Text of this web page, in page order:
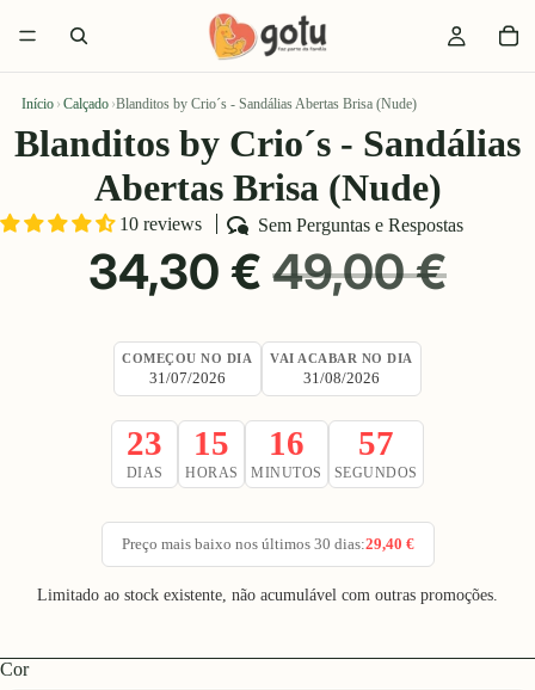
Início › Calçado ›Blanditos by Crio´s - Sandálias Abertas Brisa (Nude)
Blanditos by Crio´s - Sandálias
Abertas Brisa (Nude)
10 reviews Sem Perguntas e Respostas
PREÇO
PROMOCIONAL
34,30 € PREÇO
NORMAL
49,00 €
COMEÇOU NO DIA
31/07/2026
VAI ACABAR NO DIA
31/08/2026
23
DIAS
15
HORAS
16
MINUTOS
56
SEGUNDOS
Preço mais baixo nos últimos 30 dias:29,40 €
Limitado ao stock existente, não acumulável com outras promoções.
Cor